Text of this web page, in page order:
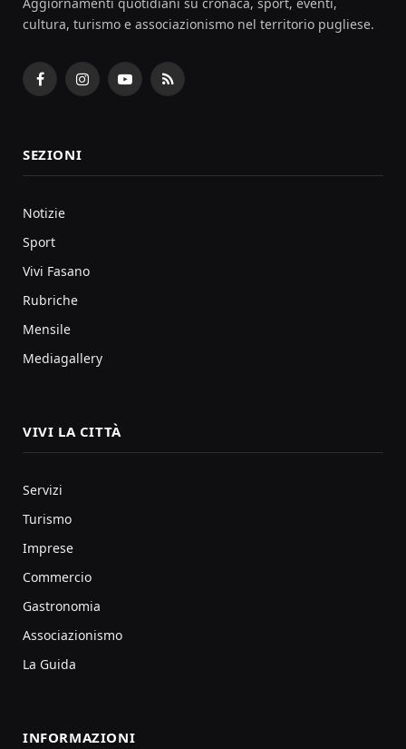
Aggiornamenti quotidiani su cronaca, sport, eventi,
cultura, turismo e associazionismo nel territorio pugliese.
FacebookInstagramYouTubeRSS
SEZIONI
Notizie
Sport
Vivi Fasano
Rubriche
Mensile
Mediagallery
VIVI LA CITTÀ
Servizi
Turismo
Imprese
Commercio
Gastronomia
Associazionismo
La Guida
INFORMAZIONI